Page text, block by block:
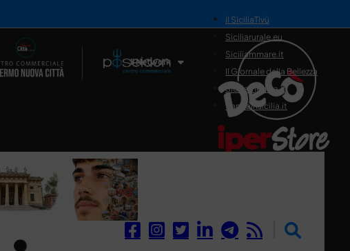
Il Network
il SiciliaTivù
Siciliarurale.eu
Siciliammare.it
Il Giornale della Bellezza
Siciliamedica.it
Sanitainsicilia.it